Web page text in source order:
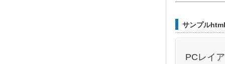
サンプル
PCレイ